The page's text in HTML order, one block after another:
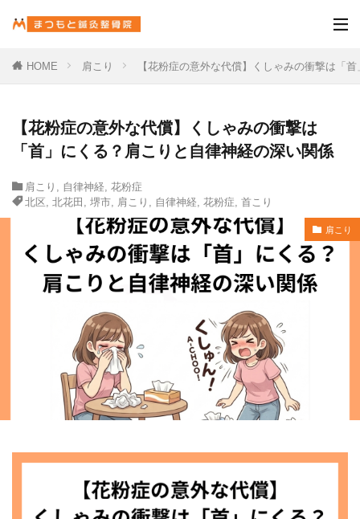
HOME 肩こり 【花粉症の意外な代償】くしゃみの衝撃は「
【花粉症の意外な代償】くしゃみの衝撃は
「首」にくる？肩こりと自律神経の深い関係
肩こり , 自律神経, 花粉症
北区, 北花田 , 堺市, 肩こり , 自律神経, 花粉症, 首こり
肩こり